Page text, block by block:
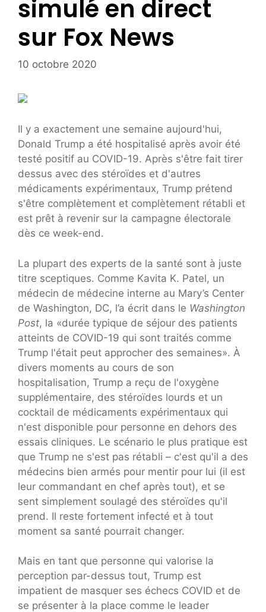
simulé en direct
sur Fox News
10 octobre 2020
Il y a exactement une semaine aujourd'hui,
Donald Trump a été hospitalisé après avoir été
testé positif au COVID-19. Après s'être fait tirer
dessus avec des stéroïdes et d'autres
médicaments expérimentaux, Trump prétend
s'être complètement et complètement rétabli et
est prêt à revenir sur la campagne électorale
dès ce week-end.
La plupart des experts de la santé sont à juste
titre sceptiques. Comme Kavita K. Patel, un
médecin de médecine interne au Mary’s Center
de Washington, DC, l’a écrit dans le Washington
Post, la «durée typique de séjour des patients
atteints de COVID-19 qui sont traités comme
Trump l'était peut approcher des semaines». À
divers moments au cours de son
hospitalisation, Trump a reçu de l'oxygène
supplémentaire, des stéroïdes lourds et un
cocktail de médicaments expérimentaux qui
n'est disponible pour personne en dehors des
essais cliniques. Le scénario le plus pratique est
que Trump ne s'est pas rétabli – c'est qu'il a des
médecins bien armés pour mentir pour lui (il est
leur commandant en chef après tout), et se
sent simplement soulagé des stéroïdes qu'il
prend. Il reste fortement infecté et à tout
moment sa santé pourrait changer.
Mais en tant que personne qui valorise la
perception par-dessus tout, Trump est
impatient de masquer ses échecs COVID et de
se présenter à la place comme le leader